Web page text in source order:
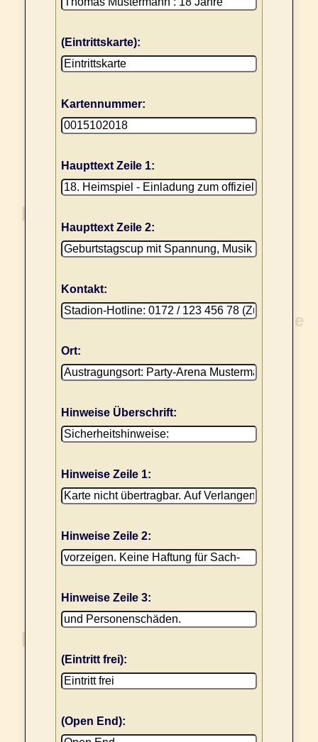
(Eintrittskarte):
Kartennummer:
Haupttext Zeile 1:
Haupttext Zeile 2:
Kontakt:
Ort:
Hinweise Überschrift:
Hinweise Zeile 1:
Hinweise Zeile 2:
Hinweise Zeile 3:
(Eintritt frei):
(Open End):